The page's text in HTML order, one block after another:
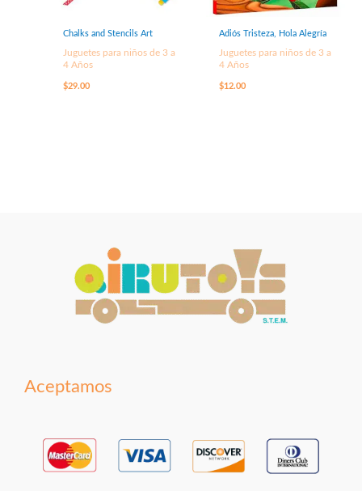
Chalks and Stencils Art
Juguetes para niños de 3 a
4 Años
$29.00
Adiós Tristeza, Hola Alegría
Juguetes para niños de 3 a
4 Años
$12.00
Aceptamos